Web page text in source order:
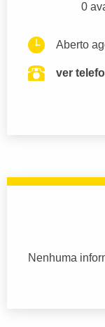
0
Aberto
ver
Nenhuma